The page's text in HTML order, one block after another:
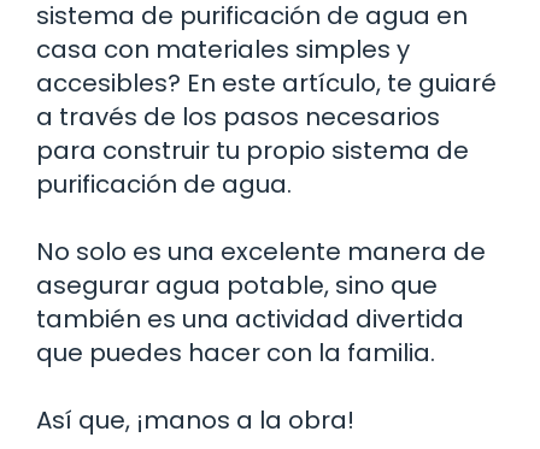
sistema de purificación de agua en
casa con materiales simples y
accesibles? En este artículo, te guiaré
a través de los pasos necesarios
para construir tu propio sistema de
purificación de agua.
No solo es una excelente manera de
asegurar agua potable, sino que
también es una actividad divertida
que puedes hacer con la familia.
Así que, ¡manos a la obra!